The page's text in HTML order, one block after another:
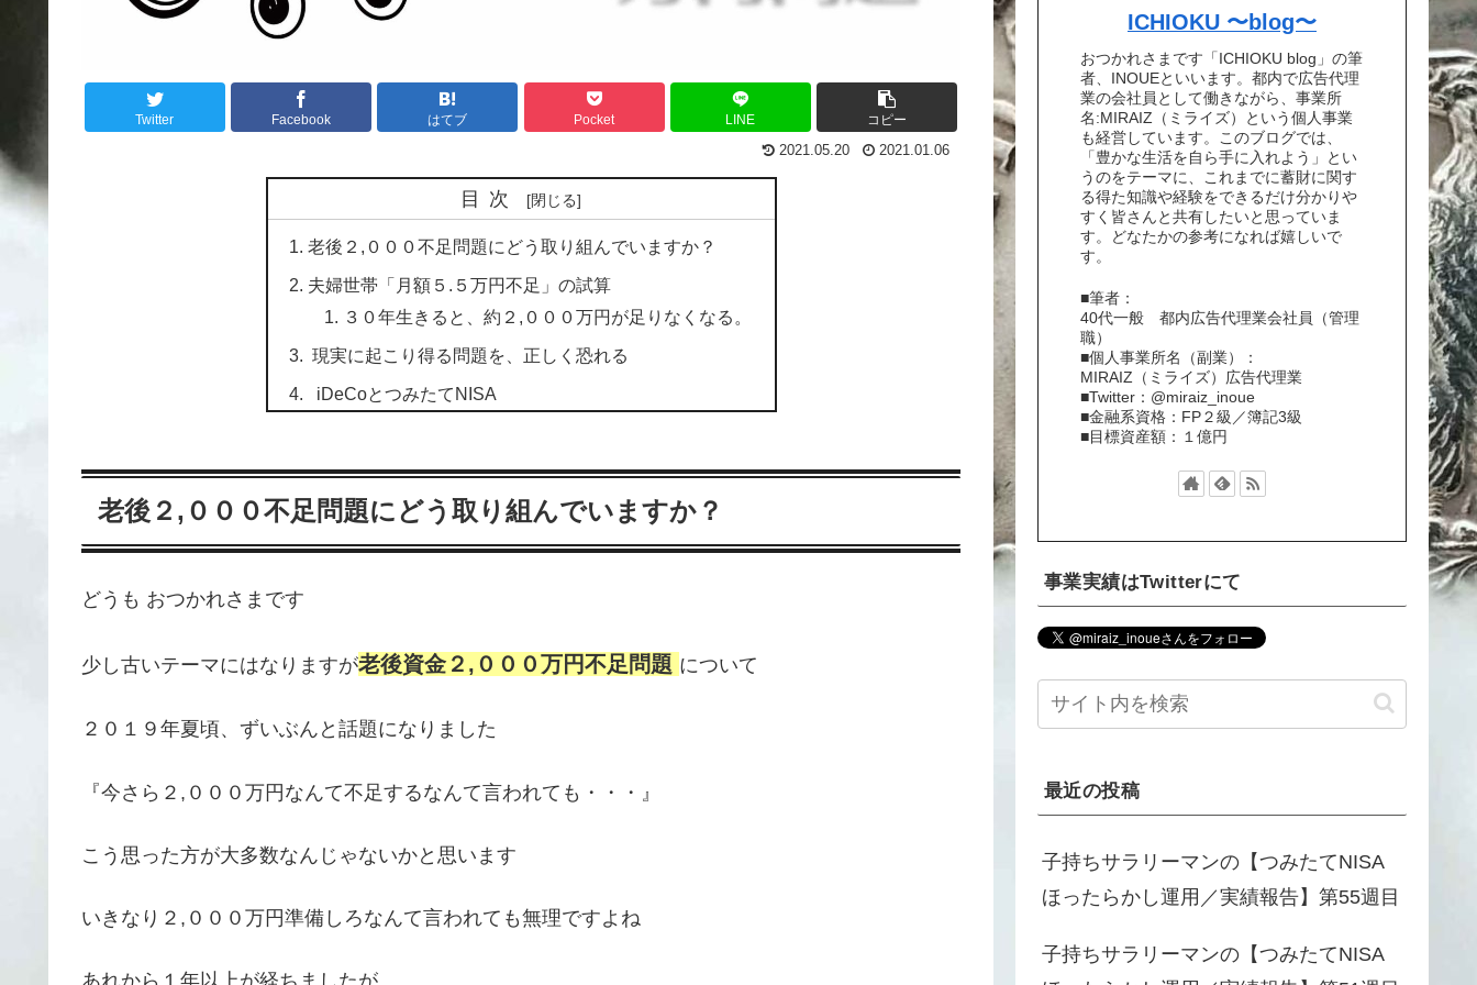
Twitter Facebook はてブ Pocket LINE コピー
2021.05.20 2021.01.06
目次
老後２,０００不足問題にどう取り組んでいますか？
夫婦世帯「月額５.５万円不足」の試算
３０年生きると、約２,０００万円が足りなくなる。
現実に起こり得る問題を、正しく恐れる
iDeCoとつみたてNISA
老後２,０００不足問題にどう取り組んでいますか？
どうも おつかれさまです
少し古いテーマにはなりますが老後資金２,０００万円不足問題 について
２０１９年夏頃、ずいぶんと話題になりました
『今さら２,０００万円なんて不足するなんて言われても・・・』
こう思った方が大多数なんじゃないかと思います
いきなり２,０００万円準備しろなんて言われても無理ですよね
ICHIOKU 〜blog〜
おつかれさまです「ICHIOKU blog」の筆
者、INOUEといいます。都内で広告代理
業の会社員として働きながら、事業所
名:MIRAIZ（ミライズ）という個人事業
も経営しています。このブログでは、
「豊かな生活を自ら手に入れよう」とい
うのをテーマに、これまでに蓄財に関す
る得た知識や経験をできるだけ分かりや
すく皆さんと共有したいと思っていま
す。どなたかの参考になれば嬉しいで
す。
■筆者：
40代一般 都内広告代理業会社員（管理
職）
■個人事業所名（副業）：
MIRAIZ（ミライズ）広告代理業
■Twitter：@miraiz_inoue
■金融系資格：FP２級／簿記3級
■目標資産額：１億円
事業実績はTwitterにて
最近の投稿
子持ちサラリーマンの【つみたてNISA
ほったらかし運用／実績報告】第55週目
子持ちサラリーマンの【つみたてNISA